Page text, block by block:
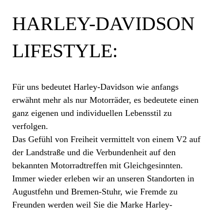
HARLEY-DAVIDSON
LIFESTYLE:
Für uns bedeutet Harley-Davidson wie anfangs
erwähnt mehr als nur Motorräder, es bedeutete einen
ganz eigenen und individuellen Lebensstil zu
verfolgen.
Das Gefühl von Freiheit vermittelt von einem V2 auf
der Landstraße und die Verbundenheit auf den
bekannten Motorradtreffen mit Gleichgesinnten.
Immer wieder erleben wir an unseren Standorten in
Augustfehn und Bremen-Stuhr, wie Fremde zu
Freunden werden weil Sie die Marke Harley-